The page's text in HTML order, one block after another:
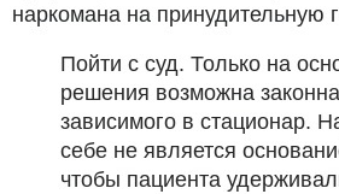
наркомана на принудительную
Пойти с суд. Только на
решения возможна
зависимого в стационар.
себе не является
чтобы пациента